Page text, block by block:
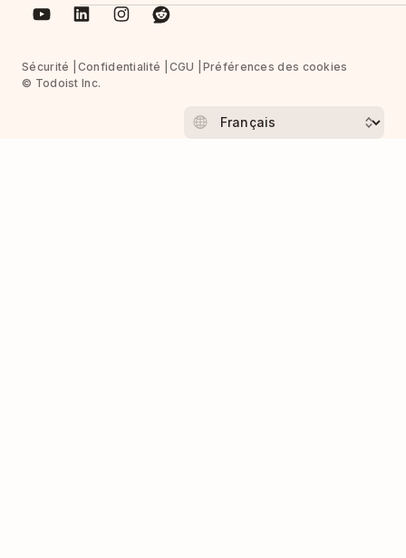
Sécurité Confidentialité CGU
Préférences des cookies
© Todoist Inc.